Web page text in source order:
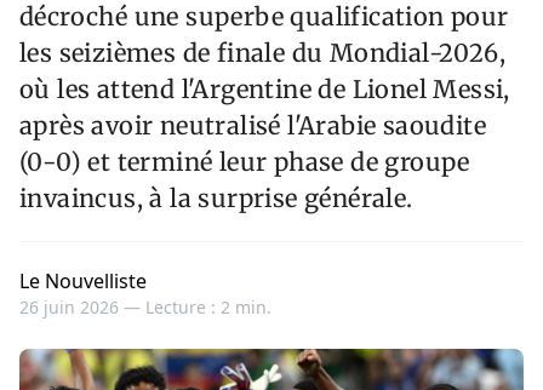
décroché une superbe qualification pour
les seizièmes de finale du Mondial-2026,
où les attend l'Argentine de Lionel Messi,
après avoir neutralisé l'Arabie saoudite
(0-0) et terminé leur phase de groupe
invaincus, à la surprise générale.
Le Nouvelliste
26 juin 2026 — Lecture : 2 min.